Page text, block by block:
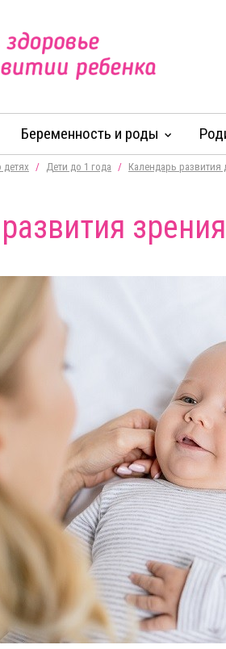
Беременность и роды
детях / Дети до 1 года / Календарь развития